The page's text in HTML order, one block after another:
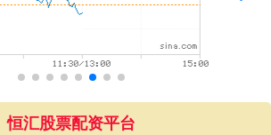
恒汇股票配资平台